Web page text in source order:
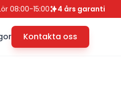
08:00-15:00 4 års garanti
Kontakta oss